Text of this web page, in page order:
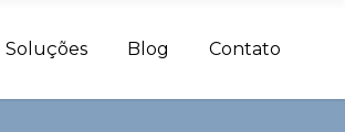
Soluções Blog Contato